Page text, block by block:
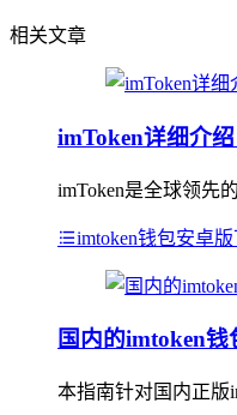
相关文章
imToken详细介
imToken是全球领先
imtoken钱包安卓
国内的imtoken
本指南针对国内正版